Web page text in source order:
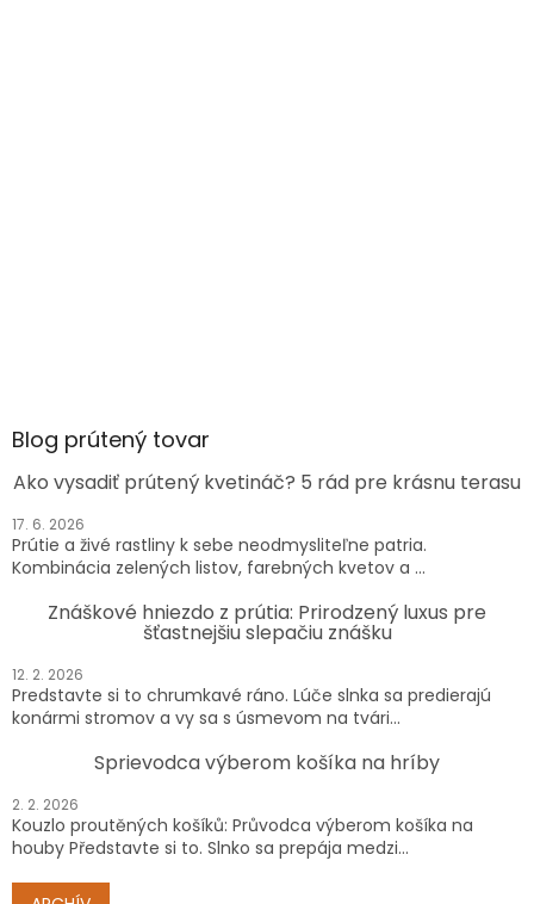
Blog prútený tovar
Ako vysadiť prútený kvetináč? 5 rád pre krásnu terasu
17. 6. 2026
Prútie a živé rastliny k sebe neodmysliteľne patria.
Kombinácia zelených listov, farebných kvetov a ...
Znáškové hniezdo z prútia: Prirodzený luxus pre
šťastnejšiu slepačiu znášku
12. 2. 2026
Predstavte si to chrumkavé ráno. Lúče slnka sa predierajú
konármi stromov a vy sa s úsmevom na tvári...
Sprievodca výberom košíka na hríby
2. 2. 2026
Kouzlo proutěných košíků: Průvodca výberom košíka na
houby Představte si to. Slnko sa prepája medzi...